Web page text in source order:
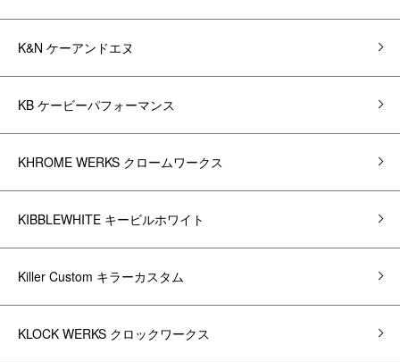
K&N ケーアンドエヌ
KB ケービーパフォーマンス
KHROME WERKS クロームワークス
KIBBLEWHITE キービルホワイト
Killer Custom キラーカスタム
KLOCK WERKS クロックワークス